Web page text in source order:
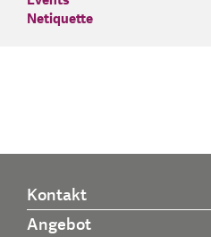
Netiquette
Kontakt
Angebot